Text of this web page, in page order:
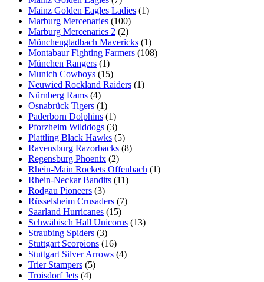
Mainz Golden Eagles Ladies (1)
Marburg Mercenaries (100)
Marburg Mercenaries 2 (2)
Mönchengladbach Mavericks (1)
Montabaur Fighting Farmers (108)
München Rangers (1)
Munich Cowboys (15)
Neuwied Rockland Raiders (1)
Nürnberg Rams (4)
Osnabrück Tigers (1)
Paderborn Dolphins (1)
Pforzheim Wilddogs (3)
Plattling Black Hawks (5)
Ravensburg Razorbacks (8)
Regensburg Phoenix (2)
Rhein-Main Rockets Offenbach (1)
Rhein-Neckar Bandits (11)
Rodgau Pioneers (3)
Rüsselsheim Crusaders (7)
Saarland Hurricanes (15)
Schwäbisch Hall Unicorns (13)
Straubing Spiders (3)
Stuttgart Scorpions (16)
Stuttgart Silver Arrows (4)
Trier Stampers (5)
Troisdorf Jets (4)